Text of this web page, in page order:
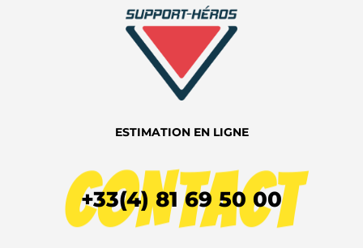
ESTIMATION EN LIGNE
+33(4) 81 69 50 00
CONTACT